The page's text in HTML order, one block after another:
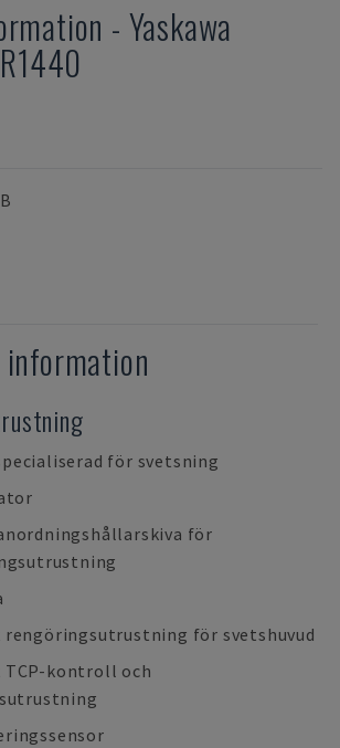
- Yaskawa
för svetsning
för
för svetshuvud
kontroll och